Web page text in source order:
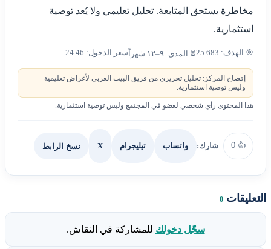
مخاطرة يستحق المتابعة. تحليل تعليمي ولا يُعد توصية
استثمارية.
🎯 الهدف: 25.683 ⏳ المدى: ٩–١٢ شهراً سعر الدخول: 24.46
إفصاح المركز: تحليل تحريري من فريق البيت العربي لأغراض تعليمية —
وليس توصية استثمارية.
هذا المحتوى رأي شخصي لعضو في المجتمع وليس توصية استثمارية.
👍
0 شارك: واتساب تيليجرام X نسخ الرابط
التعليقات 0
سجّل دخولك للمشاركة في النقاش.